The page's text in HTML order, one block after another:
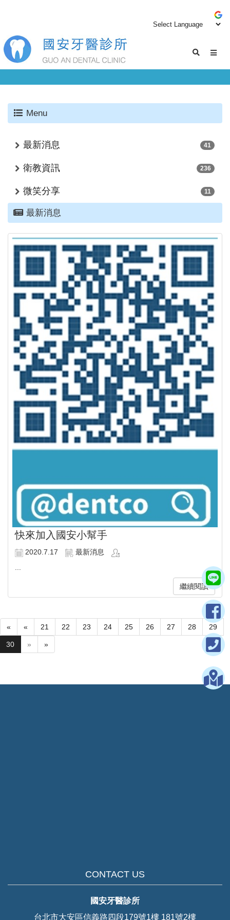
Menu
最新消息 41
衛教資訊 236
微笑分享 11
最新消息
快來加入國安小幫手
2020.7.17
最新消息
...
繼續閱讀
« « 21 22 23 24 25 26 27 28 29
30 » »
CONTACT US
國安牙醫診所
台北市大安區信義路四段179號1樓 181號2樓